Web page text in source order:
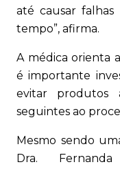
até causar falhas
tempo”, afirma.
A médica orienta
é importante
evitar produtos
seguintes ao
Mesmo sendo
Dra.